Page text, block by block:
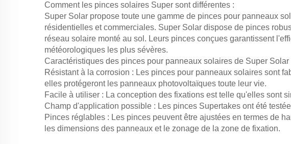
Comment les pinces solaires Super sont différentes :
Super Solar propose toute une gamme de pinces pour panneaux
résidentielles et commerciales. Super Solar dispose de pinces
réseau solaire monté au sol. Leurs pinces conçues garantissent
météorologiques les plus sévères.
Caractéristiques des pinces pour panneaux solaires de Super Solar
Résistant à la corrosion : Les pinces pour panneaux solaires sont
elles protégeront les panneaux photovoltaïques toute leur vie.
Facile à utiliser : La conception des fixations est telle qu'elles sont
Champ d'application possible : Les pinces Supertakes ont été
Pinces réglables : Les pinces peuvent être ajustées en termes de
les dimensions des panneaux et le zonage de la zone de fixation.